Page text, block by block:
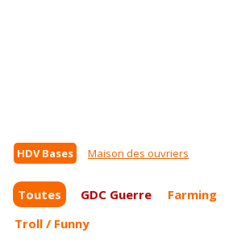
HDV Bases Maison des ouvriers
Toutes GDC Guerre Farming
Troll / Funny